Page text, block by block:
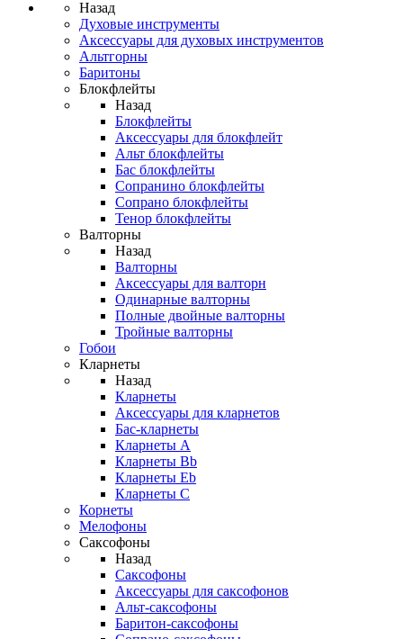
Назад
Духовые инструменты
Аксессуары для духовых инструментов
Альтгорны
Баритоны
Блокфлейты
Назад
Блокфлейты
Аксессуары для блокфлейт
Альт блокфлейты
Бас блокфлейты
Сопранино блокфлейты
Сопрано блокфлейты
Тенор блокфлейты
Валторны
Назад
Валторны
Аксессуары для валторн
Одинарные валторны
Полные двойные валторны
Тройные валторны
Гобои
Кларнеты
Назад
Кларнеты
Аксессуары для кларнетов
Бас-кларнеты
Кларнеты A
Кларнеты Bb
Кларнеты Eb
Кларнеты С
Корнеты
Мелофоны
Саксофоны
Назад
Саксофоны
Аксессуары для саксофонов
Альт-саксофоны
Баритон-саксофоны